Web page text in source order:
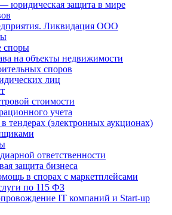
юридическая защита в мире
Ликвидация ООО
споры
на объекты недвижимости
споров
лиц
стоимости
учета
тендерах (электронных аукционах)
ответственности
защита бизнеса
в спорах с маркетплейсами
по 115 ФЗ
IT компаний и Start-up